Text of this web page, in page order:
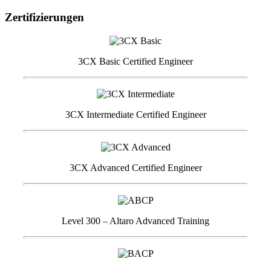
Zertifizierungen
3CX Basic Certified Engineer
3CX Intermediate Certified Engineer
3CX Advanced Certified Engineer
Level 300 – Altaro Advanced Training